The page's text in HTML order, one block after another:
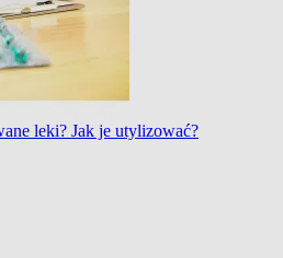
leki? Jak je utylizować?